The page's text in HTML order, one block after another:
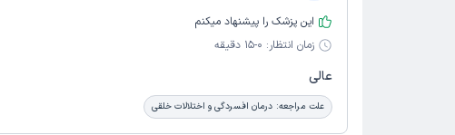
این پزشک را پیشنهاد میکنم
زمان انتظار: 0-15 دقیقه
عالی
علت مراجعه: درمان افسردگی و اختلالات خلقی